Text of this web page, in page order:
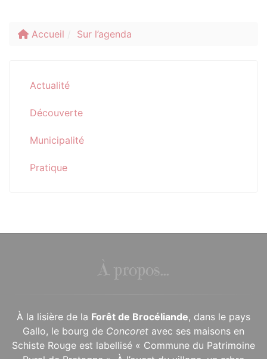
Accueil Sur l’agenda
Actualité
Découverte
Municipalité
Pratique
À propos...
À la lisière de la Forêt de Brocéliande, dans le pays
Gallo, le bourg de Concoret avec ses maisons en
Schiste Rouge est labellisé « Commune du Patrimoine